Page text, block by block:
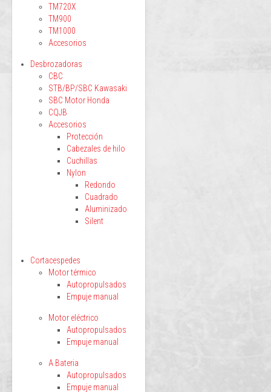
TM720X
TM900
TM1000
Accesorios
Desbrozadoras
CBC
STB/BP/SBC Kawasaki
SBC Motor Honda
CQJB
Accesorios
Protección
Cabezales de hilo
Cuchillas
Nylon
Redondo
Cuadrado
Aluminizado
Silent
Cortacespedes
Motor térmico
Autopropulsados
Empuje manual
Motor eléctrico
Autopropulsados
Empuje manual
A Bateria
Autopropulsados
Empuje manual